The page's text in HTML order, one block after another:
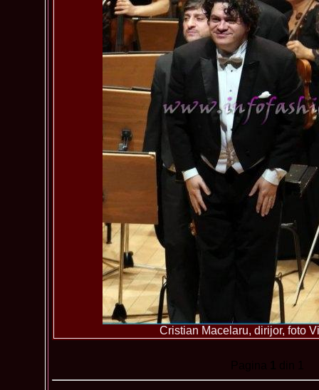
Cristian Macelaru, dirijor, foto